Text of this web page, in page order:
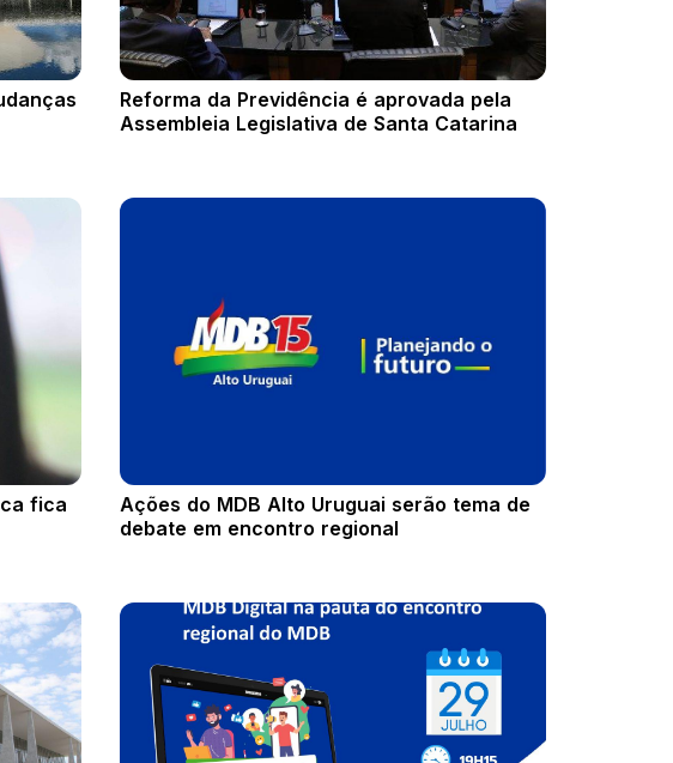
Reforma da Previdência é aprovada pela
Assembleia Legislativa de Santa Catarina
fica
Ações do MDB Alto Uruguai serão tema de
debate em encontro regional